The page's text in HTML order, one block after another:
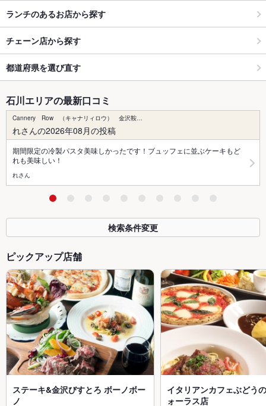
ランチのあるお店から探す
チェーン店から探す
都道府県を選び直す
石川エリアの最新口コミ
Cannery Row （キャナリィロウ） 金沢鞍…
れさんの2026年08月の投稿
期間限定の冷製パスタ美味しかったです！ブュッフェに並ぶケーキもど
れも美味しい！
れさん
検索条件変更
ピックアップ店舗
ステーキ&金沢びすとろ ボーノボー
ノ
イタリアンカフェぶどう
ォーラス店